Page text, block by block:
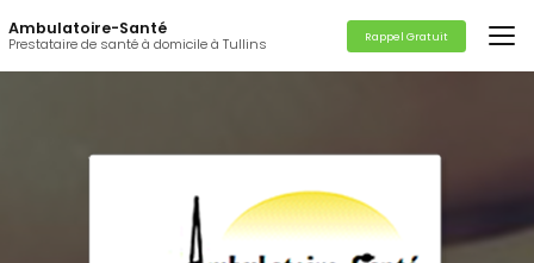
au
contenu
principal
Ambulatoire-Santé
Prestataire de santé à domicile à Tullins Rappel Gratuit